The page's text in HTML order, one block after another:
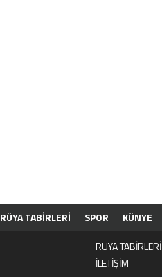
RÜYA TABİRLERİ SPOR KÜNYE
RÜYA TABİRLERİ
İLETİŞİM